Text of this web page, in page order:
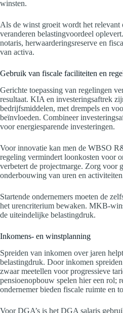
winsten.
Als de winst groeit wordt het
veranderen belastingvoordeel
notaris, herwaarderingsreserve en
van activa.
Gebruik van fiscale faciliteiten en
Gerichte toepassing van regelingen
resultaat. KIA en investeringsaftrek
bedrijfsmiddelen, met drempels en
beïnvloeden. Combineer
voor energiesparende investeringen.
Voor innovatie kan men de WBSO
regeling vermindert loonkosten voor
verbetert de projectmarge. Zorg voor
onderbouwing van uren en
Startende ondernemers moeten de
het urencriterium bewaken. MKB-
de uiteindelijke belastingdruk.
Inkomens- en winstplanning
Spreiden van inkomen over jaren
belastingdruk. Door inkomen
zwaar meetellen voor progressieve
pensioenopbouw spelen hier een rol;
ondernemer bieden fiscale ruimte en
Voor DGA’s is het DGA salaris